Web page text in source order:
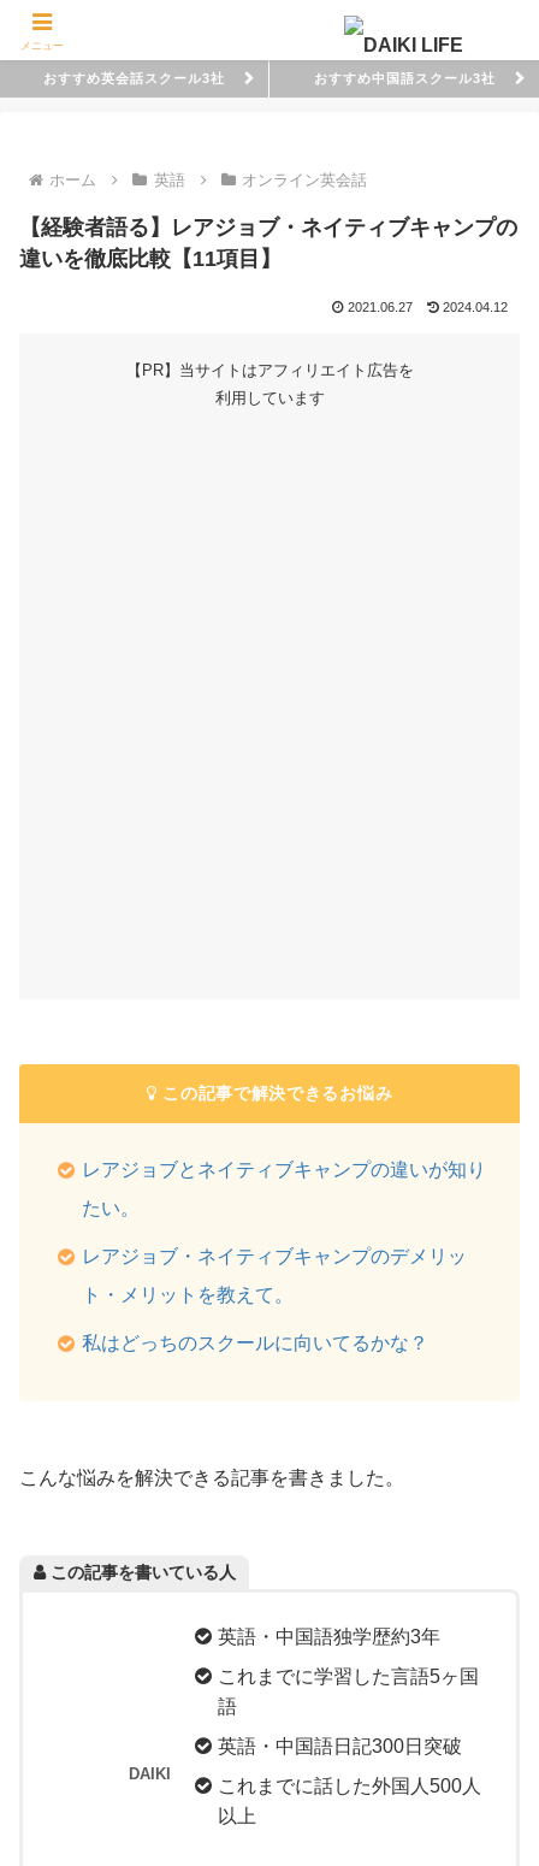
おすすめ英会話スクール3社 おすすめ中国語スクール3社
ホーム 英語 オンライン英会話
【経験者語る】レアジョブ・ネイティブキャンプの
違いを徹底比較【11項目】
2021.06.27 2024.04.12
【PR】当サイトはアフィリエイト広告を
利用しています
この記事で解決できるお悩み
レアジョブとネイティブキャンプの違いが知り
たい。
レアジョブ・ネイティブキャンプのデメリッ
ト・メリットを教えて。
私はどっちのスクールに向いてるかな？
こんな悩みを解決できる記事を書きました。
この記事を書いている人
DAIKI
英語・中国語独学歴約3年
これまでに学習した言語5ヶ国
語
英語・中国語日記300日突破
これまでに話した外国人500人
以上
メニュー